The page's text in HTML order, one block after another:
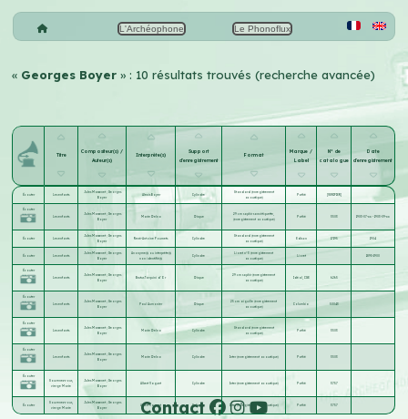
L'Archéophone Le Phonoflux
« Georges Boyer» : 10 résultats trouvés (recherche avancée)
Titre
Compositeur(s) /
Auteur(s)
Interprète(s)
Support
d'enregistrement
Format
Marque /
Label
N° de
catalogue
Date
d'enregistrement
Écouter Les enfants
Jules Massenet ; Georges
Boyer
Alexis Boyer Cylindre
Standard (enregistrement
acoustique)
Pathé [VERIFIER]
Écouter
Les enfants
Jules Massenet ; Georges
Boyer
Marie Delna Disque
29 cm saphir sans étiquette,
(enregistrement acoustique)
Pathé 1903-07-xx - 1903-09-xx
Écouter Les enfants
Jules Massenet ; Georges
Boyer
René-Antoine Fournets Cylindre
Standard (enregistrement
acoustique)
Edison 17195 1904
Écouter Les enfants
Jules Massenet ; Georges
Boyer
Anonyme(s) ou interprète(s)
non identifié(s)
Cylindre
Lioret n°3 (enregistrement
acoustique)
Lioret 1895-1900
Écouter
Les enfants
Jules Massenet ; Georges
Boyer
Brutus Tarquini d'Or Disque
29 cm saphir (enregistrement
acoustique)
Idéal, CGE 6265
Écouter
Les enfants
Jules Massenet ; Georges
Boyer
Paul Aumonier Disque
25 cm aiguille (enregistrement
acoustique)
Columbia 50043
Écouter
Les enfants
Jules Massenet ; Georges
Boyer
Marie Delna Cylindre
Standard (enregistrement
acoustique)
Pathé
Écouter
Les enfants
Jules Massenet ; Georges
Boyer
Marie Delna Cylindre Inter (enregistrement acoustique) Pathé
Écouter
Souvenez-vous,
vierge Marie
Jules Massenet ; Georges
Boyer
Albert Vaguet Cylindre Inter (enregistrement acoustique) Pathé 3757
Écouter
Souvenez-vous,
vierge Marie
Jules Massenet ;
Georges
Boyer
Albert Vaguet Cylindre Inter (enregistrement acoustique) Pathé 3757
Contact